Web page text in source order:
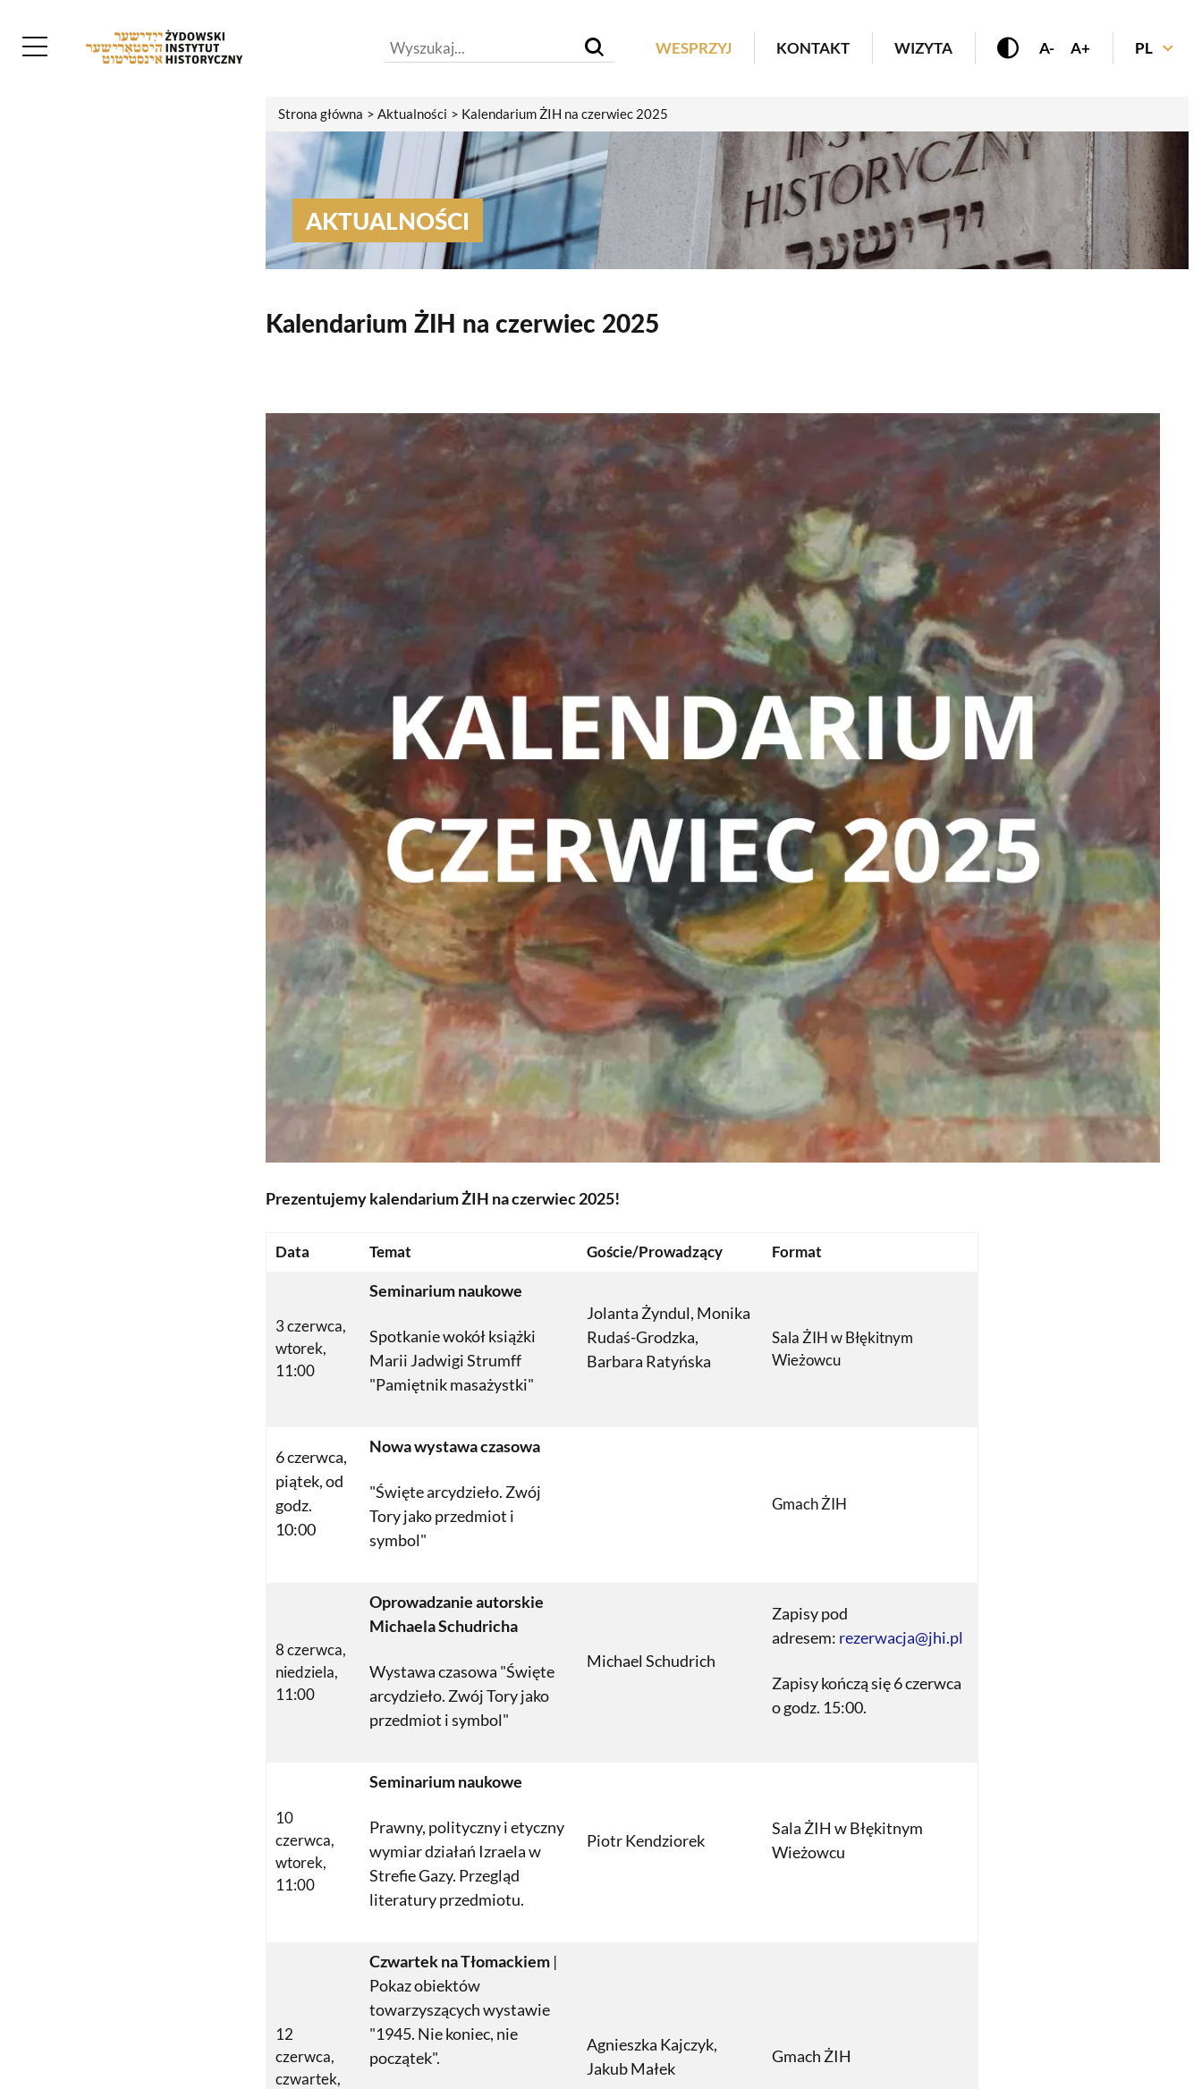
Header Menu
WESPRZYJ KONTAKT WIZYTA A- A+ PL
Strona główna Aktualności Kalendarium ŻIH na czerwiec 2025
AKTUALNOŚCI
Kalendarium ŻIH na czerwiec 2025
Prezentujemy kalendarium ŻIH na czerwiec 2025!
Data Temat Goście/Prowadzący Format
3 czerwca,
wtorek,
11:00
Seminarium naukowe
Spotkanie wokół książki
Marii Jadwigi Strumff
"Pamiętnik masażystki"
Jolanta Żyndul, Monika
Rudaś-Grodzka,
Barbara Ratyńska
Sala ŻIH w Błękitnym
Wieżowcu
6 czerwca,
piątek, od
godz.
10:00
Nowa wystawa czasowa
"Święte arcydzieło. Zwój
Tory jako przedmiot i
symbol"
Gmach ŻIH
8 czerwca,
niedziela,
11:00
Oprowadzanie autorskie
Michaela Schudricha
Wystawa czasowa "Święte
arcydzieło. Zwój Tory jako
przedmiot i symbol"
Michael Schudrich
Zapisy pod
adresem: rezerwacja@jhi.pl
Zapisy kończą się 6 czerwca
o godz. 15:00.
10
czerwca,
wtorek,
11:00
Seminarium naukowe
Prawny, polityczny i etyczny
wymiar działań Izraela w
Strefie Gazy. Przegląd
literatury przedmiotu.
Piotr Kendziorek
Sala ŻIH w Błękitnym
Wieżowcu
12
czerwca,
czwartek,
Czwartek na Tłomackiem |
Pokaz obiektów
towarzyszących wystawie
"1945. Nie koniec, nie
początek".
Agnieszka Kajczyk,
Jakub Małek
Gmach ŻIH